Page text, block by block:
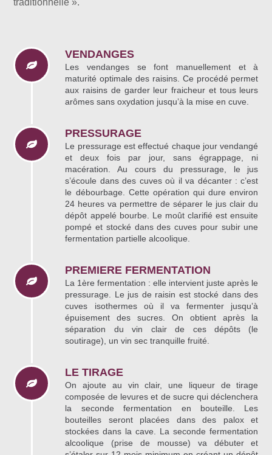
traditionnelle ».
VENDANGES
Les vendanges se font manuellement et à
maturité optimale des raisins. Ce procédé permet
aux raisins de garder leur fraicheur et tous leurs
arômes sans oxydation jusqu’à la mise en cuve.
PRESSURAGE
Le pressurage est effectué chaque jour vendangé
et deux fois par jour, sans égrappage, ni
macération. Au cours du pressurage, le jus
s’écoule dans des cuves où il va décanter : c’est
le débourbage. Cette opération qui dure environ
24 heures va permettre de séparer le jus clair du
dépôt appelé bourbe. Le moût clarifié est ensuite
pompé et stocké dans des cuves pour subir une
fermentation partielle alcoolique.
PREMIERE FERMENTATION
La 1ère fermentation : elle intervient juste après le
pressurage. Le jus de raisin est stocké dans des
cuves isothermes où il va fermenter jusqu’à
épuisement des sucres. On obtient après la
séparation du vin clair de ces dépôts (le
soutirage), un vin sec tranquille fruité.
LE TIRAGE
On ajoute au vin clair, une liqueur de tirage
composée de levures et de sucre qui déclenchera
la seconde fermentation en bouteille. Les
bouteilles seront placées dans des palox et
stockées dans la cave. La seconde fermentation
alcoolique (prise de mousse) va débuter et